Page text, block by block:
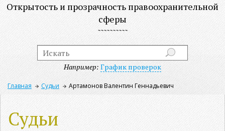
Открытость и прозрачность правоохранительной
сферы
Например: График проверок
Главная Судьи Артамонов Валентин Геннадьевич
Судьи